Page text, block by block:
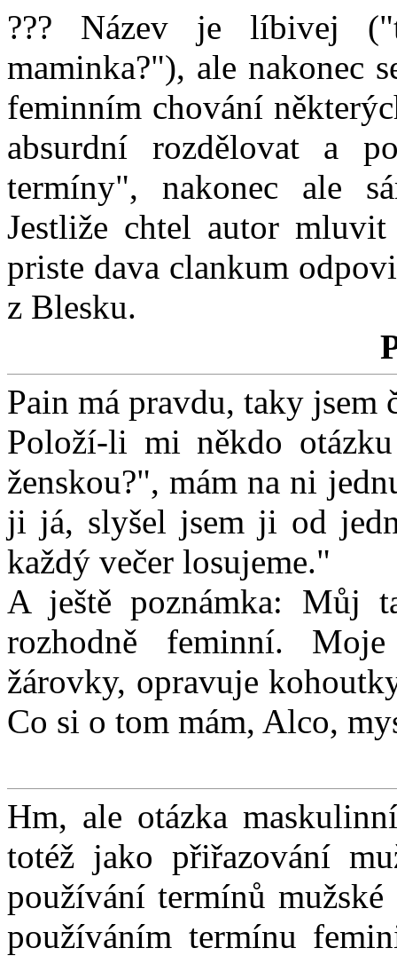
??? Název je líbivej
maminka?"), ale nakonec
feminním chování
absurdní rozdělovat a
termíny", nakonec ale
Jestliže chtel autor
priste dava clankum
z Blesku.
Pain má pravdu, taky jsem
Položí-li mi někdo
ženskou?", mám na ni
ji já, slyšel jsem ji od
každý večer losujeme."
A ještě poznámka: Můj
rozhodně feminní.
žárovky, opravuje
Co si o tom mám, Alco,
Hm, ale otázka
totéž jako přiřazování
používání termínů
používáním termínu